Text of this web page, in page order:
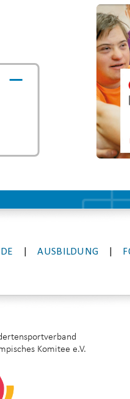
Video-
Player
AUSBILDUNG
Komitee e.V.